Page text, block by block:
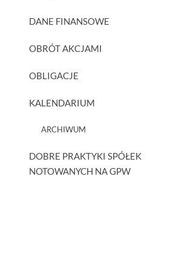
DANE FINANSOWE
OBRÓT AKCJAMI
OBLIGACJE
KALENDARIUM
ARCHIWUM
DOBRE PRAKTYKI SPÓŁEK
NOTOWANYCH NA GPW